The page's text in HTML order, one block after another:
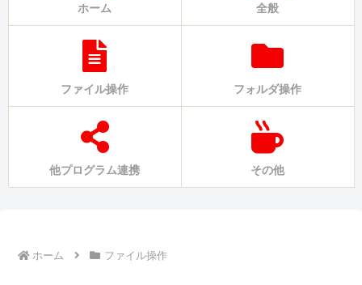
ホーム 全般
ファイル操作 フォルダ操作
他プログラム連携 その他
ホーム ファイル操作